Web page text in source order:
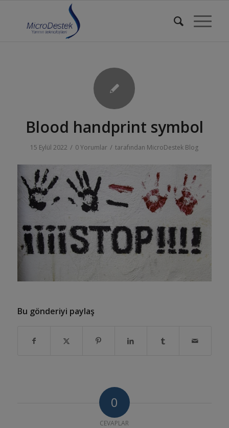
Blood handprint symbol
15 Eylül 2022 / 0 Yorumlar / tarafından MicroDestek Blog
Bu gönderiyi paylaş
0
CEVAPLAR